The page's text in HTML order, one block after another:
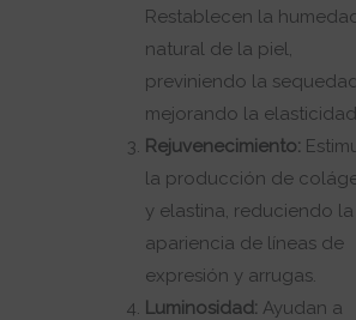
Restablecen la
natural de la piel,
previniendo la
mejorando la
Rejuvenecimiento:
la producción de
y elastina, reduciendo la
apariencia de líneas de
expresión y arrugas.
Luminosidad: Ayudan a